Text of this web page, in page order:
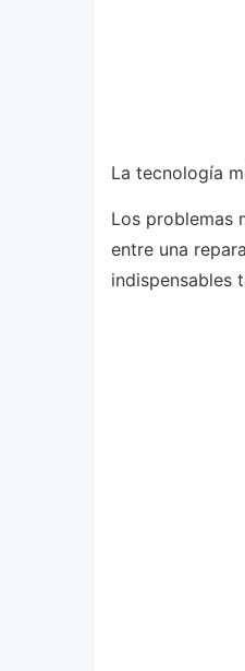
La tecnología
Los problemas
entre una
indispensables